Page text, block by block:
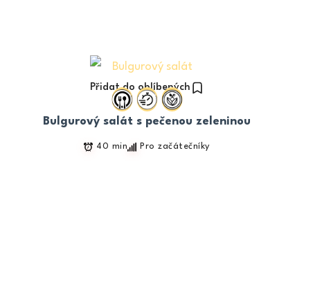
Přidat do oblíbených
Bulgurový salát s pečenou zeleninou
40 min Pro začátečníky